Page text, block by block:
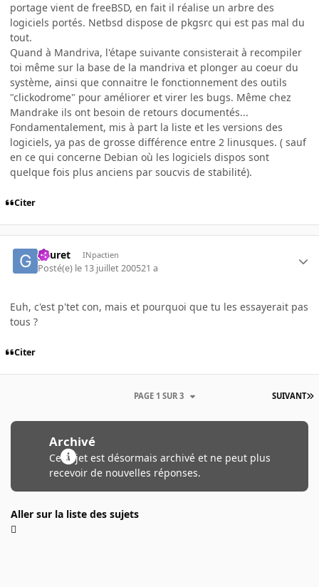
portage vient de freeBSD, en fait il réalise un arbre des
logiciels portés. Netbsd dispose de pkgsrc qui est pas mal du
tout.
Quand à Mandriva, l'étape suivante consisterait à recompiler
toi même sur la base de la mandriva et plonger au coeur du
système, ainsi que connaitre le fonctionnement des outils
"clickodrome" pour améliorer et virer les bugs. Même chez
Mandrake ils ont besoin de retours documentés...
Fondamentalement, mis à part la liste et les versions des
logiciels, ya pas de grosse différence entre 2 linusques. ( sauf
en ce qui concerne Debian où les logiciels dispos sont
quelque fois plus anciens par soucvis de stabilité).
Citer
gauret INpactien
Posté(e) le 13 juillet 200521 a
Euh, c'est p'tet con, mais et pourquoi que tu les essayerait pas
tous ?
Citer
SUIVANT
PAGE 1 SUR 3
Archivé
Ce sujet est désormais archivé et ne peut plus
recevoir de nouvelles réponses.
Aller sur la liste des sujets